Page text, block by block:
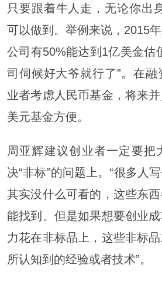
只要跟着牛人走，无论你出
可以做到。举例来说，2015
公司有50%能达到1亿美金估
司伺候好大爷就行了”。在融
业者考虑人民币基金，将来
美元基金方便。
周亚辉建议创业者一定要把
决“非标”的问题上。“很多人
其实没什么可看的，这些东
能找到。但是如果想要创业
力花在非标品上，这些非标
所认知到的经验或者技术”。